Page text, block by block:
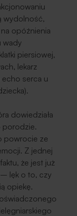
wydolność,
opóźnienia
wady
piersiowej,
lekarz
echo serca u
dowiedziała
porodzie.
powrocie ze
Z jednej
że jest już
lęk o to, czy
opiekę.